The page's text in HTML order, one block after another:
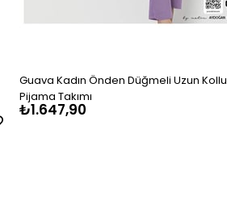
Guava Kadın Önden Düğmeli Uzun Kollu
Pijama Takımı
₺1.647,90